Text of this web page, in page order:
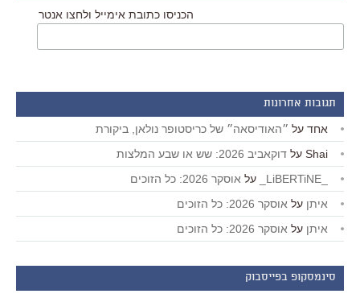
הכניסו כתובת אימייל ולחצו אנטר
תגובות אחרונות
אחד על ״האודיסאה״ של כריסטופר נולאן, ביקורת
Shai על דוקאביב 2026: שש או שבע המלצות
על אוסקר 2026: כל הזוכים
איתן על אוסקר 2026: כל הזוכים
איתן על אוסקר 2026: כל הזוכים
סינמסקופ בפייסבוק